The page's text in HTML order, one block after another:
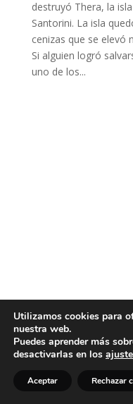
destruyó Thera, la
Santorini. La isla
cenizas que se elevó
Si alguien logró
uno de los...
Utilizamos cookies para
nuestra web.
Puedes aprender más
desactivarlas en los
Aceptar Rechazar